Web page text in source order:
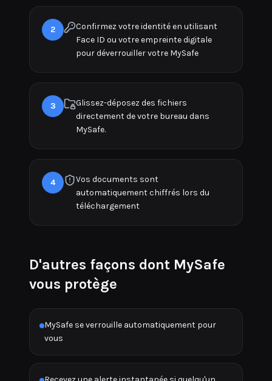
2
Confirmez votre identité en utilisant
Face ID ou votre empreinte digitale
pour déverrouiller votre MySafe
3
Glissez-déposez des fichiers
directement de votre bureau dans
MySafe.
4
Vos documents sont
automatiquement chiffrés lors du
téléchargement
D'autres façons dont MySafe
vous protège
MySafe se verrouille automatiquement pour
vous